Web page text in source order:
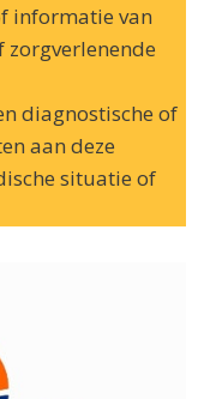
informatie van
zorgverlenende
diagnostische of
aan deze
situatie of